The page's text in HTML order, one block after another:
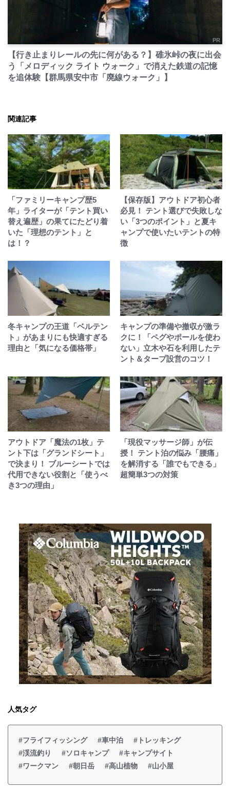
PR
【行き止まりレールの先に何がある？】碓氷峠の夜に出会
う「メロディック ライト ウォーク」で消えた鉄道の記憶
を追体験【群馬県安中市「廃線ウォーク」】
関連記事
「ファミリーキャンプ歴5
年」ライターが「テント買い
替え遍歴」の果てにたどり着
いた「理想のテント」と
は！？
【保存版】アウトドア初心者
必見！ テント選びで失敗しな
い「3つのポイント」と夏キ
ャンプで使いたいテントの特
徴
冬キャンプの王道「ベルテン
ト」があまりにも快適すぎる
理由と「気になる価格帯」
キャンプの準備や撤収が激ラ
クに！「ペグやポールを使わ
ない」立木や石を利用したテ
ント＆タープ設営のコツ！
アウトドア「魔法の1枚」テ
ント下は「グランドシート」
で決まり！ ブルーシートでは
代用できない役割と「使うべ
き3つの理由」
「現役マッサージ師」が伝
授！ テント泊の悩み「腰痛」
を解消する「誰でもできる」
超簡単3つの対策
人気タグ
#フライフィッシング #車中泊
#トレッキング
#渓流釣り
#ソロキャンプ
#キャンプサイト
#ワークマン
#朝日岳 #高山植物 #山小屋